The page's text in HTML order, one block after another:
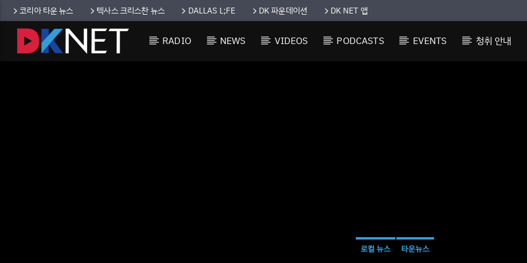
코리아 타운 뉴스 텍사스 크리스찬 뉴스 DALLAS L;FE DK 파운데이션 DK NET 앱
RADIO NEWS VIDEOS PODCASTS EVENTS 청취 안내
로컬 뉴스 타운뉴스